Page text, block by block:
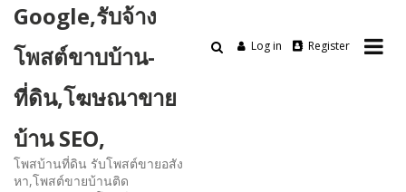
Google,รับจ้าง
โพสต์ขาบบ้าน-
ที่ดิน,โฆษณาขาย
บ้าน SEO,
โพสบ้านที่ดิน รับโพสต์ขายอสัง
หา,โพสต์ขายบ้านติด
Log in Register